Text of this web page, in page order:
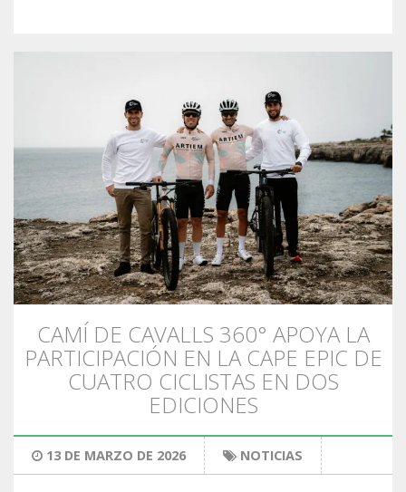
FRANÇAIS
DEUTSCH
CAMÍ DE CAVALLS 360° APOYA LA
PARTICIPACIÓN EN LA CAPE EPIC DE
CUATRO CICLISTAS EN DOS
EDICIONES
13 DE MARZO DE 2026 NOTICIAS